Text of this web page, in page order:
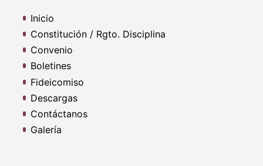
Inicio
Constitución / Rgto. Disciplina
Convenio
Boletines
Fideicomiso
Descargas
Contáctanos
Galería